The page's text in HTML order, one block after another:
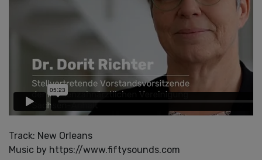
Track: New Orleans
Music by https://www.fiftysounds.com